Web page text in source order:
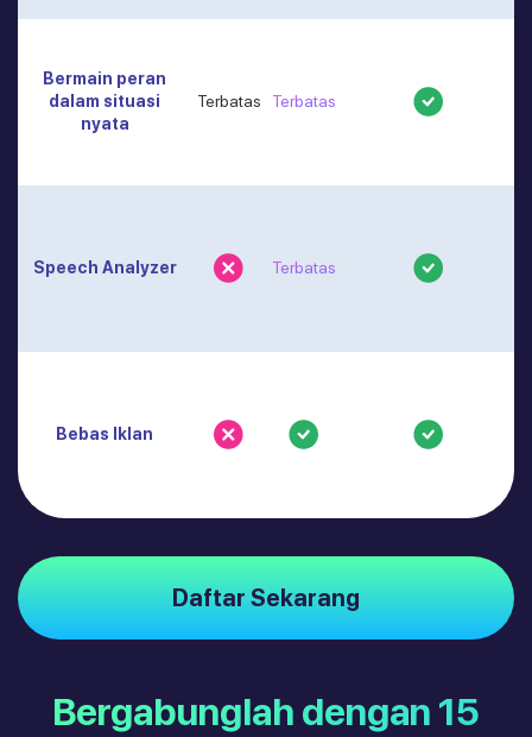
Bermain peran
dalam situasi
nyata
Terbatas Terbatas
Speech Analyzer Terbatas
Bebas Iklan
Daftar Sekarang
Bergabunglah dengan 15